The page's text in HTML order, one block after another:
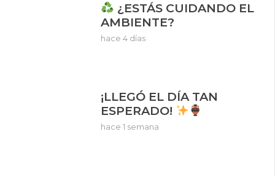
¿ESTÁS CUIDANDO EL
AMBIENTE?
hace 4 días
¡LLEGÓ EL DÍA TAN
ESPERADO!
hace 1 semana